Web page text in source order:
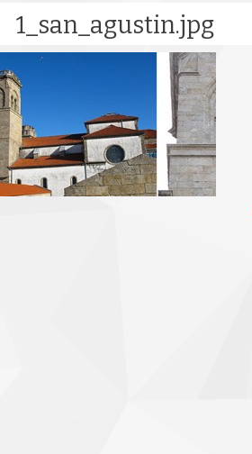
1_san_agustin.jpg